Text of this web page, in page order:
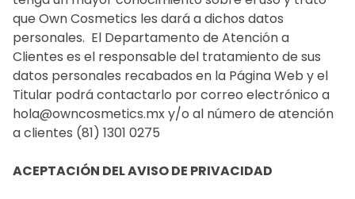
que Own Cosmetics les dará a dichos datos
personales. ‍ El Departamento de Atención a
Clientes es el responsable del tratamiento de sus
datos personales recabados en la Página Web y el
Titular podrá contactarlo por correo electrónico a
hola@owncosmetics.mx y/o al número de atención
a clientes (81) 1301 0275
ACEPTACIÓN DEL AVISO DE PRIVACIDAD